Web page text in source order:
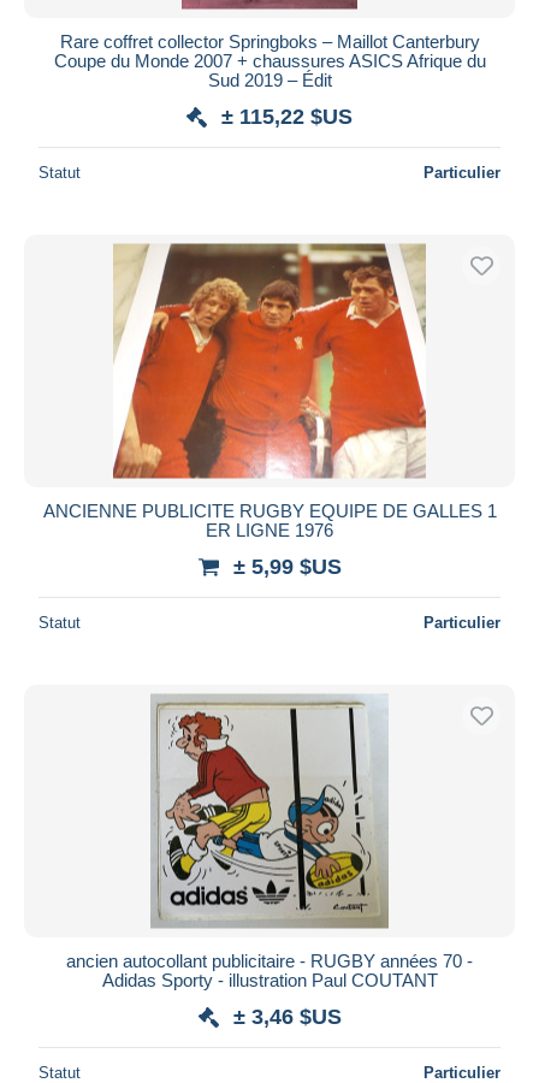
Rare coffret collector Springboks – Maillot Canterbury
Coupe du Monde 2007 + chaussures ASICS Afrique du
Sud 2019 – Édit
± 115,22 $US
Statut Particulier
ANCIENNE PUBLICITE RUGBY EQUIPE DE GALLES 1
ER LIGNE 1976
± 5,99 $US
Statut Particulier
ancien autocollant publicitaire - RUGBY années 70 -
Adidas Sporty - illustration Paul COUTANT
± 3,46 $US
Statut Particulier